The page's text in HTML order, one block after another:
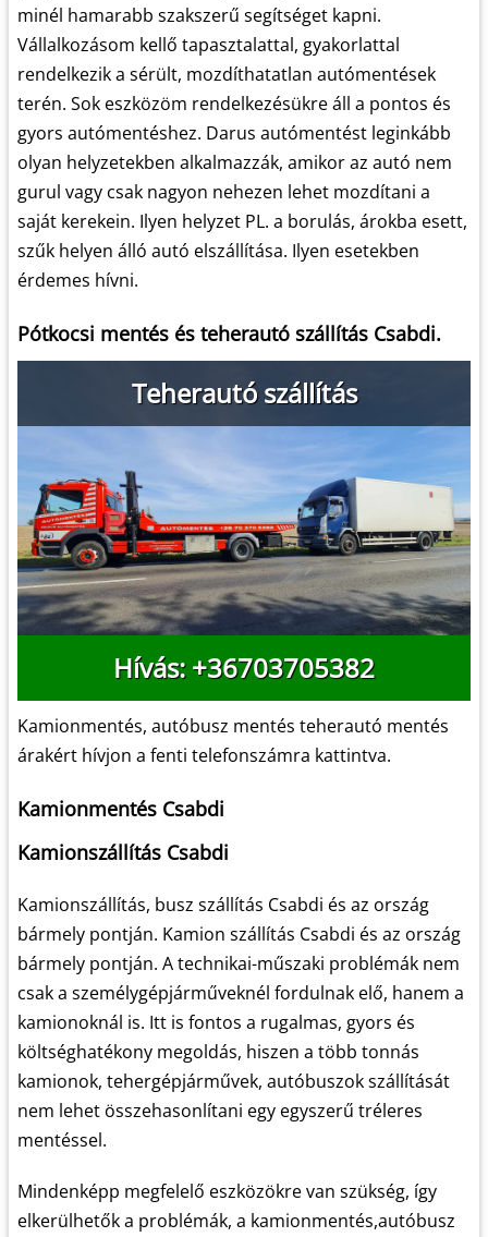
minél hamarabb szakszerű segítséget kapni.
Vállalkozásom kellő tapasztalattal, gyakorlattal
rendelkezik a sérült, mozdíthatatlan autómentések
terén. Sok eszközöm rendelkezésükre áll a pontos és
gyors autómentéshez. Darus autómentést leginkább
olyan helyzetekben alkalmazzák, amikor az autó nem
gurul vagy csak nagyon nehezen lehet mozdítani a
saját kerekein. Ilyen helyzet PL. a borulás, árokba esett,
szűk helyen álló autó elszállítása. Ilyen esetekben
érdemes hívni.
Pótkocsi mentés és teherautó szállítás Csabdi.
Teherautó szállítás
Hívás: +36703705382
Kamionmentés, autóbusz mentés teherautó mentés
árakért hívjon a fenti telefonszámra kattintva.
Kamionmentés Csabdi
Kamionszállítás Csabdi
Kamionszállítás, busz szállítás Csabdi és az ország
bármely pontján. Kamion szállítás Csabdi és az ország
bármely pontján. A technikai-műszaki problémák nem
csak a személygépjárműveknél fordulnak elő, hanem a
kamionoknál is. Itt is fontos a rugalmas, gyors és
költséghatékony megoldás, hiszen a több tonnás
kamionok, tehergépjárművek, autóbuszok szállítását
nem lehet összehasonlítani egy egyszerű tréleres
mentéssel.
Mindenképp megfelelő eszközökre van szükség, így
elkerülhetők a problémák, a kamionmentés,autóbusz